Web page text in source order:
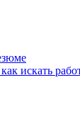
искать